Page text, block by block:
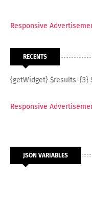
Responsive
RECENTS
{getWidget} $results={3}
Responsive
JSON VARIABLES